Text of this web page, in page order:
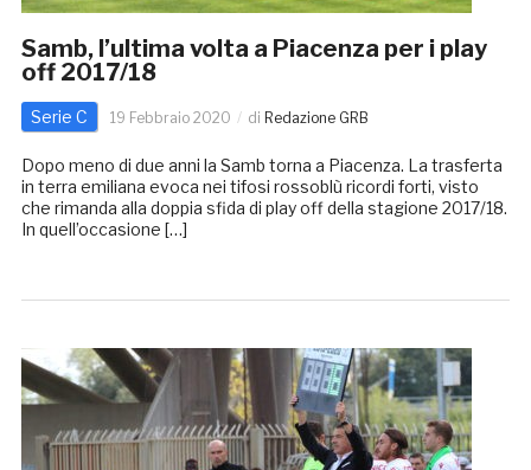
Samb, l’ultima volta a Piacenza per i play
off 2017/18
Serie C 19 Febbraio 2020 di Redazione GRB
Dopo meno di due anni la Samb torna a Piacenza. La trasferta
in terra emiliana evoca nei tifosi rossoblù ricordi forti, visto
che rimanda alla doppia sfida di play off della stagione 2017/18.
In quell’occasione […]